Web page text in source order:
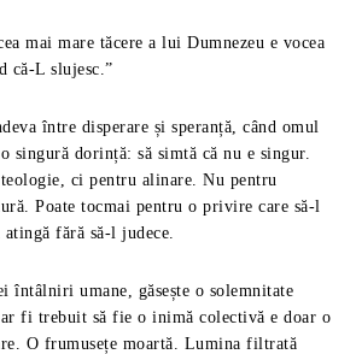
mare tăcere a lui Dumnezeu e vocea
că-L slujesc.”
între disperare și speranță, când omul
singură dorință: să simtă că nu e singur.
ci pentru alinare. Nu pentru
Poate tocmai pentru o privire care să-l
fără să-l judece.
umane, găsește o solemnitate
fi trebuit să fie o inimă colectivă e doar o
O frumusețe moartă. Lumina filtrată